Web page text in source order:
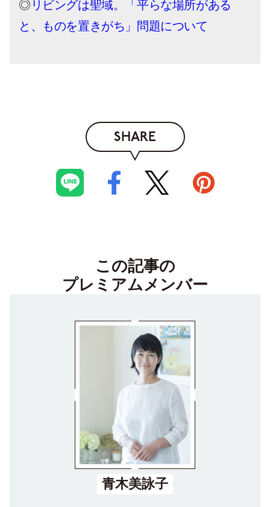
◎ リビングは聖域。「平らな場所がある
と、ものを置きがち」問題について
SHARE
この記事の
プレミアムメンバー
青木美詠子